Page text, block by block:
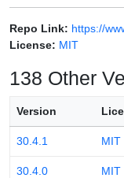
Repo Link: https://
License: MIT
138 Other
Version
30.4.1 MIT
30.4.0 MIT